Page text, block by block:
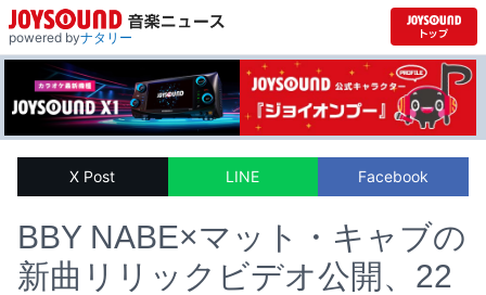
powered byナタリー
X Post LINE Facebook
BBY NABE×マット・キャブの
新曲リリックビデオ公開、22